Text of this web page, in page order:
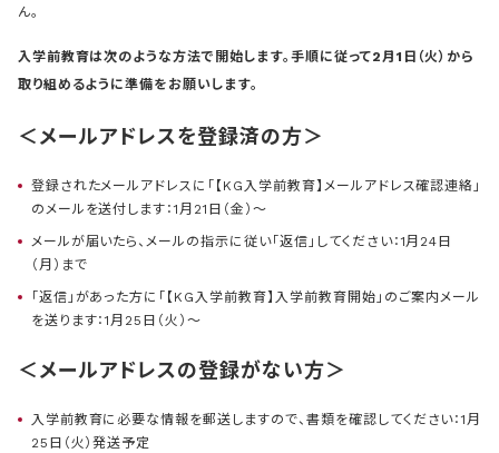
ん。
入学前教育は次のような方法で開始します。手順に従って2月1日（火）から
取り組めるように準備をお願いします。
＜メールアドレスを登録済の方＞
登録されたメールアドレスに「【KG入学前教育】メールアドレス確認連絡」
のメールを送付します：1月21日（金）～
メールが届いたら、メールの指示に従い「返信」してください：1月24日
（月）まで
「返信」があった方に「【KG入学前教育】入学前教育開始」のご案内メール
を送ります：1月25日（火）～
＜メールアドレスの登録がない方＞
入学前教育に必要な情報を郵送しますので、書類を確認してください：1月
25日（火）発送予定